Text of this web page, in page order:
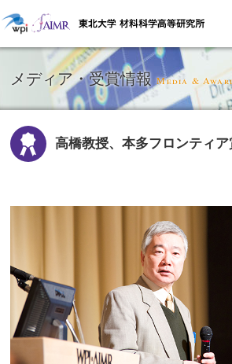
メディア・受賞情報Media &
高橋教授、本多フロンティア